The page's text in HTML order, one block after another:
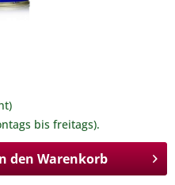
bis freitags).
den Warenkorb